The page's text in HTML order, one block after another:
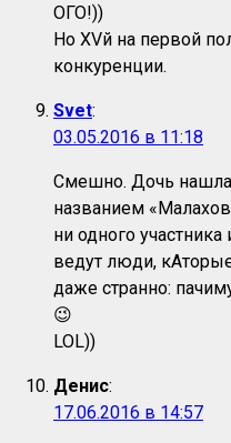
ОГО!))
Но XVй на первой
конкуренции.
Svet:
03.05.2016 в 11:18
Смешно. Дочь нашла
названием
ни одного
ведут люди,
даже странно:
😉
LOL))
Денис:
17.06.2016 в 14:57